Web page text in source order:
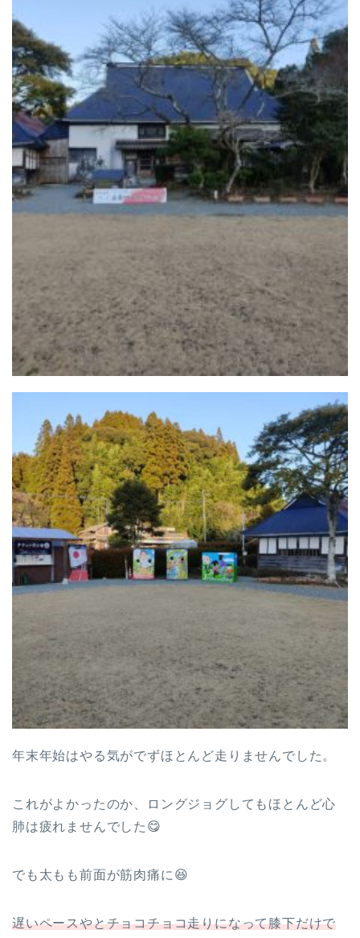
年末年始はやる気がでずほとんど走りませんでした。
これがよかったのか、ロングジョグしてもほとんど心
肺は疲れませんでした😋
でも太もも前面が筋肉痛に😆
遅いペースやとチョコチョコ走りになって膝下だけで